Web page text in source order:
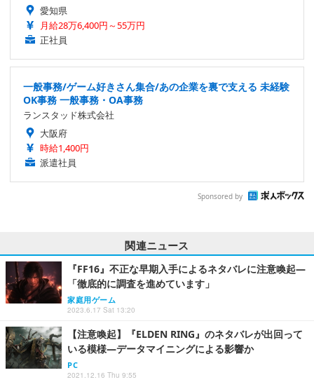
愛知県
月給28万6,400円～55万円
正社員
一般事務/ゲーム好きさん集合/あの企業を裏で支える 未経験
OK事務 一般事務・OA事務
ランスタッド株式会社
大阪府
時給1,400円
派遣社員
Sponsored by
関連ニュース
『FF16』不正な早期入手によるネタバレに注意喚起―
「徹底的に調査を進めています」
家庭用ゲーム
2023.6.17 Sat 13:20
【注意喚起】『ELDEN RING』のネタバレが出回って
いる模様―データマイニングによる影響か
PC
2021.12.16 Thu 9:55